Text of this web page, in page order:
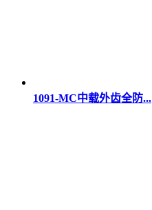
1091-MC中载外齿全防...